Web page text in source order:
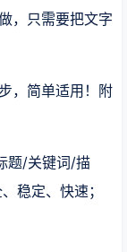
，只需要把文字
，简单适用！附
题/关键词/描
稳定、快速；